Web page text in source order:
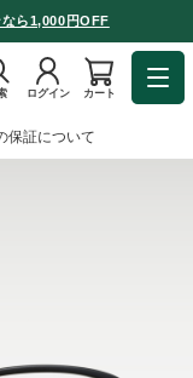
ら1,000円OFF
ログイン カート
保証について